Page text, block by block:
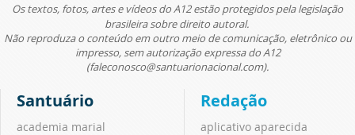
Os textos, fotos, artes e vídeos do A12 estão protegidos pela legislação
brasileira sobre direito autoral.
Não reproduza o conteúdo em outro meio de comunicação, eletrônico ou
impresso, sem autorização expressa do A12
(faleconosco@santuarionacional.com).
Santuário
academia marial
Redação
aplicativo aparecida